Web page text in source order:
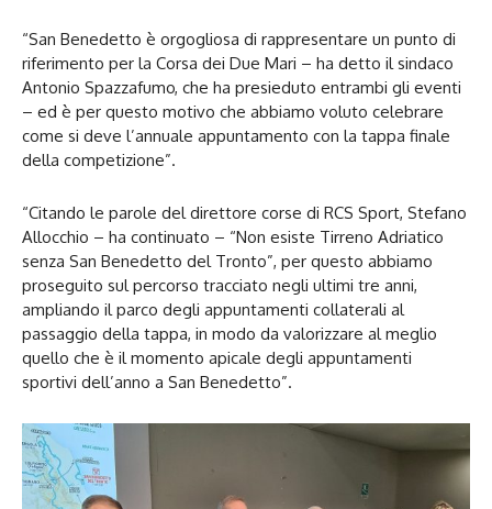
“San Benedetto è orgogliosa di rappresentare un punto di
riferimento per la Corsa dei Due Mari – ha detto il sindaco
Antonio Spazzafumo, che ha presieduto entrambi gli eventi
– ed è per questo motivo che abbiamo voluto celebrare
come si deve l’annuale appuntamento con la tappa finale
della competizione”.
“Citando le parole del direttore corse di RCS Sport, Stefano
Allocchio – ha continuato – “Non esiste Tirreno Adriatico
senza San Benedetto del Tronto”, per questo abbiamo
proseguito sul percorso tracciato negli ultimi tre anni,
ampliando il parco degli appuntamenti collaterali al
passaggio della tappa, in modo da valorizzare al meglio
quello che è il momento apicale degli appuntamenti
sportivi dell’anno a San Benedetto”.